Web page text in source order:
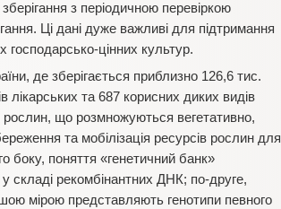
з періодичною перевіркою
Ці дані дуже важливі для підтримання
господарсько-цінних культур.
де зберігається приблизно 126,6 тис.
лікарських та 687 корисних диких видів
рослин, що розмножуються вегетативно,
та мобілізація ресурсів рослин для
боку, поняття «генетичний банк»
складі рекомбінантних ДНК; по-друге,
мірою представляють генотипи певного